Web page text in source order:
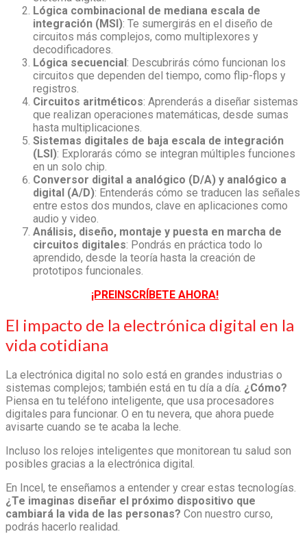
Lógica combinacional de mediana escala de
integración (MSI): Te sumergirás en el diseño de
circuitos más complejos, como multiplexores y
decodificadores.
Lógica secuencial: Descubrirás cómo funcionan los
circuitos que dependen del tiempo, como flip-flops y
registros.
Circuitos aritméticos: Aprenderás a diseñar sistemas
que realizan operaciones matemáticas, desde sumas
hasta multiplicaciones.
Sistemas digitales de baja escala de integración
(LSI): Explorarás cómo se integran múltiples funciones
en un solo chip.
Conversor digital a analógico (D/A) y analógico a
digital (A/D): Entenderás cómo se traducen las señales
entre estos dos mundos, clave en aplicaciones como
audio y video.
Análisis, diseño, montaje y puesta en marcha de
circuitos digitales: Pondrás en práctica todo lo
aprendido, desde la teoría hasta la creación de
prototipos funcionales.
¡PREINSCRÍBETE AHORA!
El impacto de la electrónica digital en la
vida cotidiana
La electrónica digital no solo está en grandes industrias o
sistemas complejos; también está en tu día a día. ¿Cómo?
Piensa en tu teléfono inteligente, que usa procesadores
digitales para funcionar. O en tu nevera, que ahora puede
avisarte cuando se te acaba la leche.
Incluso los relojes inteligentes que monitorean tu salud son
posibles gracias a la electrónica digital.
En Incel, te enseñamos a entender y crear estas tecnologías.
¿Te imaginas diseñar el próximo dispositivo que
cambiará la vida de las personas? Con nuestro curso,
podrás hacerlo realidad.